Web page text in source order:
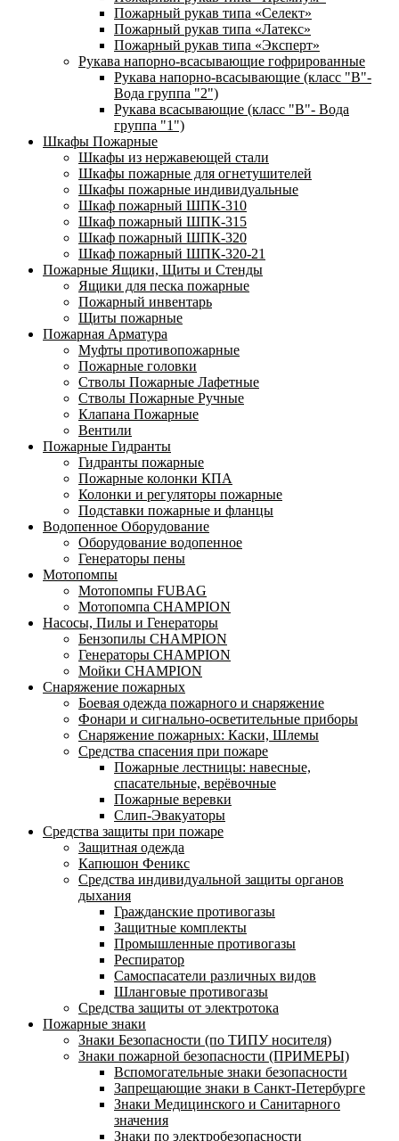
Пожарный рукав типа «Селект»
Пожарный рукав типа «Латекс»
Пожарный рукав типа «Эксперт»
Рукава напорно-всасывающие гофрированные
Рукава напорно-всасывающие (класс "В"-
Вода группа "2")
Рукава всасывающие (класс "В"- Вода
группа "1")
Шкафы Пожарные
Шкафы из нержавеющей стали
Шкафы пожарные для огнетушителей
Шкафы пожарные индивидуальные
Шкаф пожарный ШПК-310
Шкаф пожарный ШПК-315
Шкаф пожарный ШПК-320
Шкаф пожарный ШПК-320-21
Пожарные Ящики, Щиты и Стенды
Ящики для песка пожарные
Пожарный инвентарь
Щиты пожарные
Пожарная Арматура
Муфты противопожарные
Пожарные головки
Стволы Пожарные Лафетные
Стволы Пожарные Ручные
Клапана Пожарные
Вентили
Пожарные Гидранты
Гидранты пожарные
Пожарные колонки КПА
Колонки и регуляторы пожарные
Подставки пожарные и фланцы
Водопенное Оборудование
Оборудование водопенное
Генераторы пены
Мотопомпы
Мотопомпы FUBAG
Мотопомпа CHAMPION
Насосы, Пилы и Генераторы
Бензопилы CHAMPION
Генераторы CHAMPION
Мойки CHAMPION
Снаряжение пожарных
Боевая одежда пожарного и снаряжение
Фонари и сигнально-осветительные приборы
Снаряжение пожарных: Каски, Шлемы
Средства спасения при пожаре
Пожарные лестницы: навесные,
спасательные, верёвочные
Пожарные веревки
Слип-Эвакуаторы
Средства защиты при пожаре
Защитная одежда
Капюшон Феникс
Средства индивидуальной защиты органов
дыхания
Гражданские противогазы
Защитные комплекты
Промышленные противогазы
Респиратор
Самоспасатели различных видов
Шланговые противогазы
Средства защиты от электротока
Пожарные знаки
Знаки Безопасности (по ТИПУ носителя)
Знаки пожарной безопасности (ПРИМЕРЫ)
Вспомогательные знаки безопасности
Запрещающие знаки в Санкт-Петербурге
Знаки Медицинского и Санитарного
значения
Знаки по электробезопасности